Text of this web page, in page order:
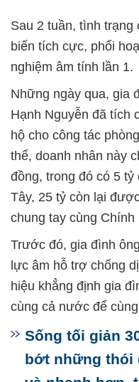
Sau 2 tuần, tình trạng
biến tích cực, phổi
nghiệm âm tính lần 1.
Những ngày qua, gia
Hạnh Nguyễn đã tích
hộ cho công tác
thể, doanh nhân này
đồng, trong đó có 5
Tây, 25 tỷ còn lại
chung tay cùng
Trước đó, gia đình
lực âm hỗ trợ chống
hiệu khẳng định gia
cùng cả nước để
Sống tối giản
bớt những thói